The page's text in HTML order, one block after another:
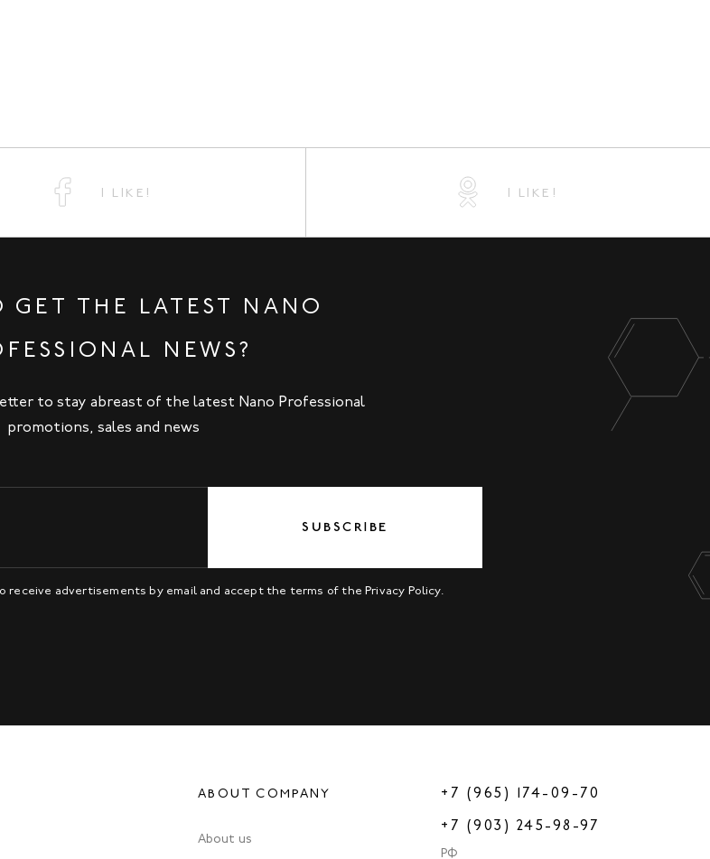
I LIKE! I LIKE!
GET THE LATEST NANO
NEWS?
to stay abreast of the latest Nano Professional
promotions, sales and news
SUBSCRIBE
receive advertisements by email and accept the terms of thePrivacy Policy.
ABOUT COMPANY
About us
+7 (965) 174-09-70
+7 (903) 245-98-97
РФ